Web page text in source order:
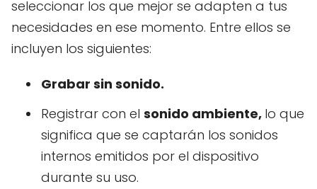
seleccionar los que mejor se adapten a tus
necesidades en ese momento. Entre ellos se
incluyen los siguientes:
Grabar sin sonido.
Registrar con el sonido ambiente, lo que
significa que se captarán los sonidos
internos emitidos por el dispositivo
durante su uso.